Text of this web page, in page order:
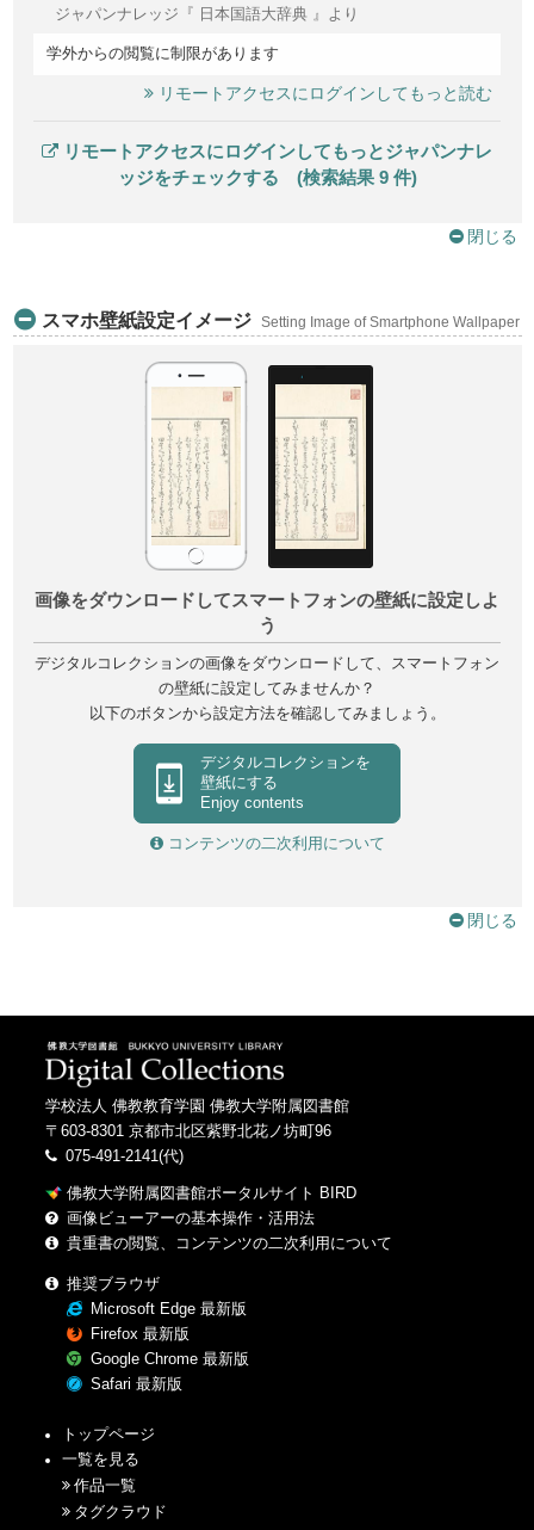
ジャパンナレッジ『 日本国語大辞典 』より
学外からの閲覧に制限があります
リモートアクセスにログインしてもっと読む
リモートアクセスにログインしてもっとジャパンナレ
ッジをチェックする (検索結果 9 件)
閉じる
スマホ壁紙設定イメージ Setting Image of Smartphone Wallpaper
画像をダウンロードしてスマートフォンの壁紙に設定しよ
う
デジタルコレクションの画像をダウンロードして、スマートフォン
の壁紙に設定してみませんか？
以下のボタンから設定方法を確認してみましょう。
デジタルコレクションを
壁紙にする
Enjoy contents
コンテンツの二次利用について
閉じる
学校法人 佛教教育学園 佛教大学附属図書館
〒603-8301 京都市北区紫野北花ノ坊町96
075-491-2141(代)
佛教大学附属図書館ポータルサイト BIRD
画像ビューアーの基本操作・活用法
貴重書の閲覧、コンテンツの二次利用について
推奨ブラウザ
Microsoft Edge 最新版
Firefox 最新版
Google Chrome 最新版
Safari 最新版
トップページ
一覧を見る
作品一覧
タグクラウド